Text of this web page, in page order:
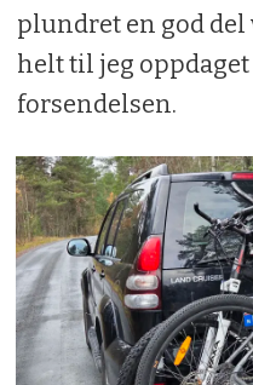
plundret en god
helt til jeg
forsendelsen.